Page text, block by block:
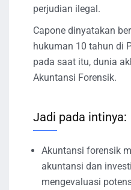
perjudian ilegal.
Capone dinyatakan
hukuman 10 tahun di
pada saat itu, dunia
Akuntansi Forensik.
Jadi pada intinya:
Akuntansi forensik
akuntansi dan
mengevaluasi